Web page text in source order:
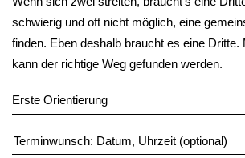
schwierig und oft nicht möglich, eine
finden. Eben deshalb braucht es eine Dritte.
kann der richtige Weg gefunden werden.
Erste Orientierung